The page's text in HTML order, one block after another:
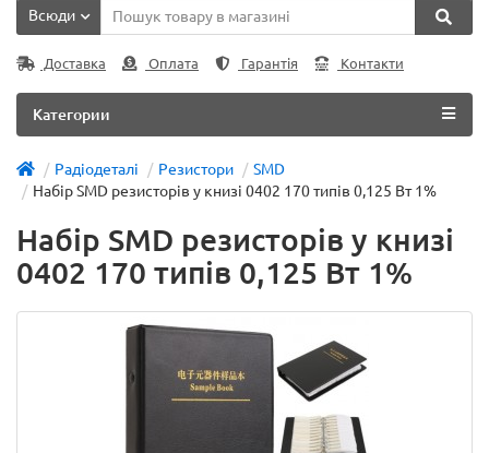
Всюди
Доставка Оплата Гарантія Контакти
Категории
Радіодеталі Резистори
SMD
Набір SMD резисторів у книзі 0402 170 типів 0,125 Вт 1%
Набір SMD резисторів у книзі
0402 170 типів 0,125 Вт 1%